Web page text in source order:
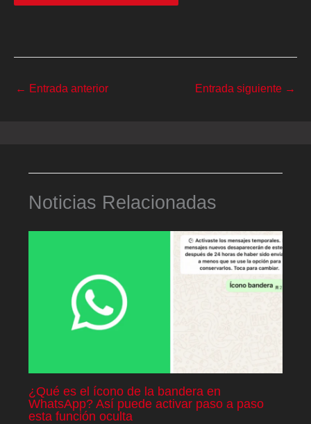
← Entrada anterior Entrada siguiente →
Noticias Relacionadas
¿Qué es el ícono de la bandera en
WhatsApp? Así puede activar paso a paso
esta función oculta